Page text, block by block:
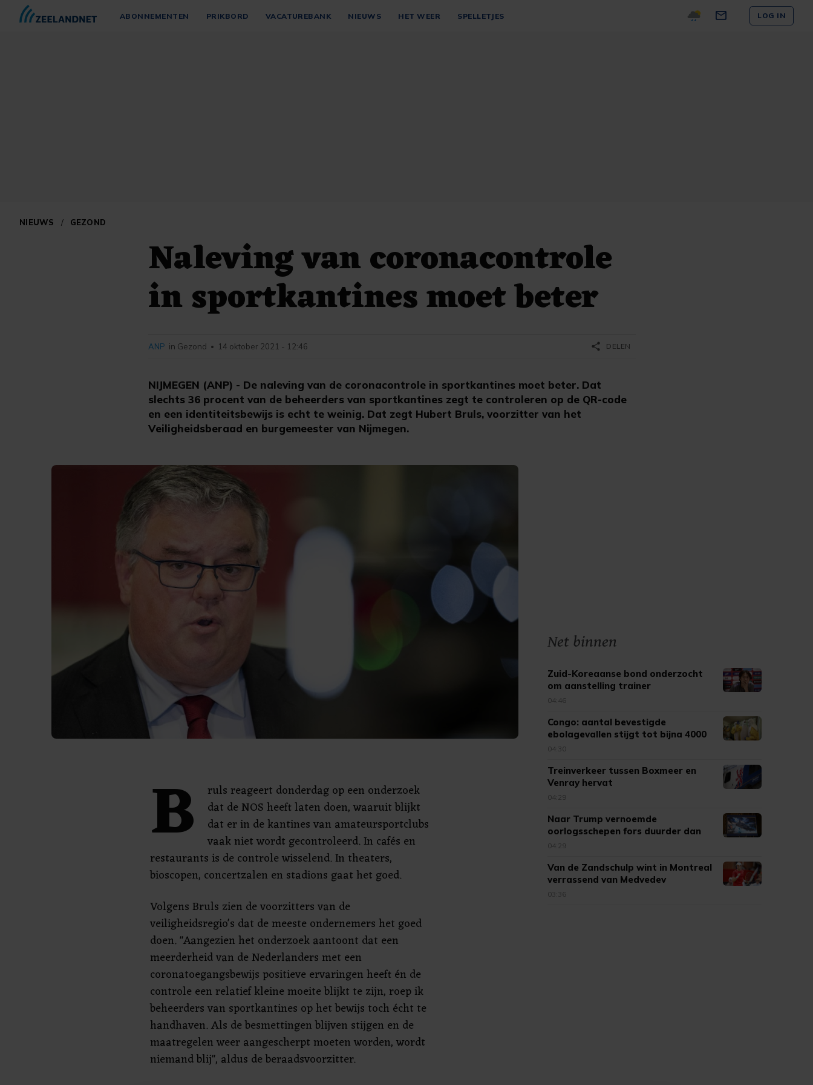
ABONNEMENTEN PRIKBORD VACATUREBANK NIEUWS HET WEER SPELLETJES LOG IN
NIEUWS / GEZOND
Naleving van coronacontrole
in sportkantines moet beter
NIJMEGEN (ANP) - De naleving van de coronacontrole in sportkantines moet beter. Dat
slechts 36 procent van de beheerders van sportkantines zegt te controleren op de QR-code
en een identiteitsbewijs is echt te weinig. Dat zegt Hubert Bruls, voorzitter van het
Veiligheidsberaad en burgemeester van Nijmegen.
ANP in Gezond • 14 oktober 2021 - 12:46 share DELEN
B
ruls reageert donderdag op een onderzoek
dat de NOS heeft laten doen, waaruit blijkt
dat er in de kantines van amateursportclubs
vaak niet wordt gecontroleerd. In cafés en
restaurants is de controle wisselend. In theaters,
bioscopen, concertzalen en stadions gaat het goed.
Volgens Bruls zien de voorzitters van de
veiligheidsregio's dat de meeste ondernemers het goed
doen. "Aangezien het onderzoek aantoont dat een
meerderheid van de Nederlanders met een
coronatoegangsbewijs positieve ervaringen heeft én de
controle een relatief kleine moeite blijkt te zijn, roep ik
beheerders van sportkantines op het bewijs toch écht te
handhaven. Als de besmettingen blijven stijgen en de
maatregelen weer aangescherpt moeten worden, wordt
niemand blij", aldus de beraadsvoorzitter.
Net binnen
Zuid-Koreaanse bond onderzocht
om aanstelling trainer
04:46
Congo: aantal bevestigde
ebolagevallen stijgt tot bijna 4000
04:30
Treinverkeer tussen Boxmeer en
Venray hervat
04:29
Naar Trump vernoemde
oorlogsschepen fors duurder dan
verwacht
04:29
Van de Zandschulp wint in Montreal
verrassend van Medvedev
03:36